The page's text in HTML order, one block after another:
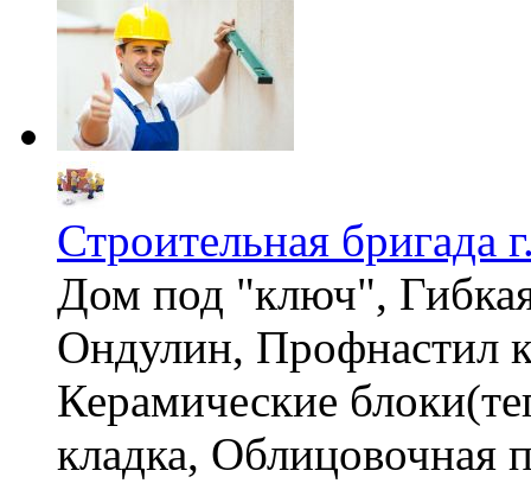
Строительная бригада
Дом под "ключ",
Ондулин, Профнастил
Керамические
кладка, Облицовочная